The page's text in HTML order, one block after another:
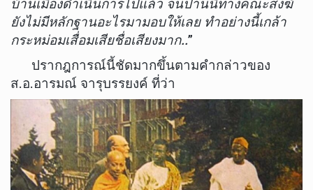
บ้านเมืองดำเนินการไปแล้ว จนปานนี้ทางคณะสงฆ์
ยังไม่มีหลักฐานอะไรมามอบให้เลย ทำอย่างนี้เกล้า
กระหม่อมเสื่อมเสียชื่อเสียงมาก..”
ปรากฎการณ์นี้ชัดมากขึ้นตามคำกล่าวของ
ส.อ.อารมณ์ จารุบรรยงค์ ที่ว่า